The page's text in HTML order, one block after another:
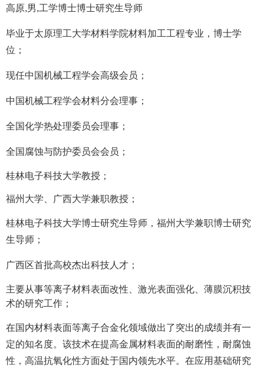
高原,男,工学博士博士研究生导师
毕业于太原理工大学材料学院材料加工工程专业，博士学
位；
现任中国机械工程学会高级会员；
中国机械工程学会材料分会理事；
全国化学热处理委员会理事；
全国腐蚀与防护委员会会员；
桂林电子科技大学教授；
福州大学、广西大学兼职教授；
桂林电子科技大学博士研究生导师，福州大学兼职博士研究
生导师；
广西区首批高校杰出科技人才；
主要从事等离子材料表面改性、激光表面强化、薄膜沉积技
术的研究工作；
在国内材料表面等离子合金化领域做出了突出的成绩并有一
定的知名度。该技术在提高金属材料表面的耐磨性，耐腐蚀
性，高温抗氧化性方面处于国内领先水平。在应用基础研究